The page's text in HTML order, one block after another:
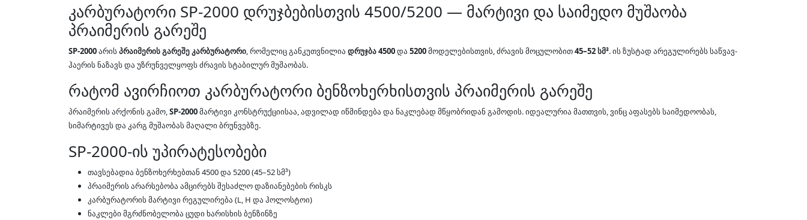
კარბურატორი SP-2000 დრუჯბებისთვის 4500/5200 — მარტივი და საიმედო მუშაობა
პრაიმერის გარეშე
SP-2000არის პრაიმერის გარეშე კარბურატორი, რომელიც განკუთვნილია დრუჯბა 4500და 5200მოდელებისთვის, ძრავის მოცულობით45–52 სმ³. ის ზუსტად არეგულირებს საწვავ-
ჰაერის ნაზავს და უზრუნველყოფს ძრავის სტაბილურ მუშაობას.
რატომ ავირჩიოთ კარბურატორი ბენზოხერხისთვის პრაიმერის გარეშე
პრაიმერის არქონის გამო,SP-2000მარტივი კონსტრუქციისაა, ადვილად იწმინდება და ნაკლებად მწყობრიდან გამოდის. იდეალურია მათთვის, ვინც აფასებს საიმედოობას,
სიმარტივეს და კარგ მუშაობას მაღალი ბრუნვებზე.
SP-2000-ის უპირატესობები
თავსებადია ბენზოხერხებთან 4500 და 5200 (45–52 სმ³)
პრაიმერის არარსებობა ამცირებს შესაძლო დაზიანებების რისკს
კარბურატორის მარტივი რეგულირება (L, H და ჰოლოსტოი)
ნაკლები მგრძნობელობა ცუდი ხარისხის ბენზინზე